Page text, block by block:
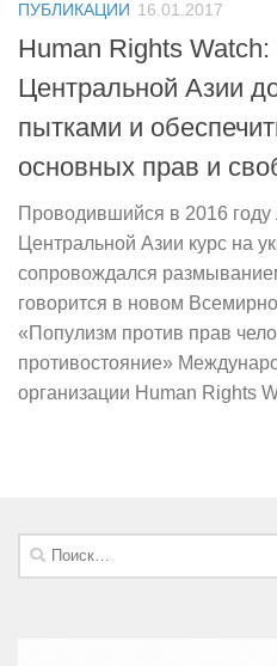
ПУБЛИКАЦИИ 16.01.2017
Human Rights Watch:
Центральной Азии
пытками и
основных прав и
Проводившийся в 2016 году
Центральной Азии курс на
сопровождался
говорится в новом
«Популизм против прав
противостояние»
организации Human Rights
Найти: